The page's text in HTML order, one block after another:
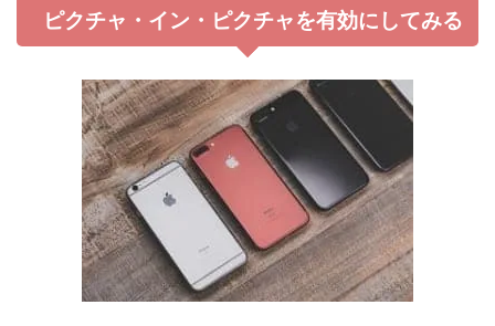
ピクチャ・イン・ピクチャを有効にしてみる